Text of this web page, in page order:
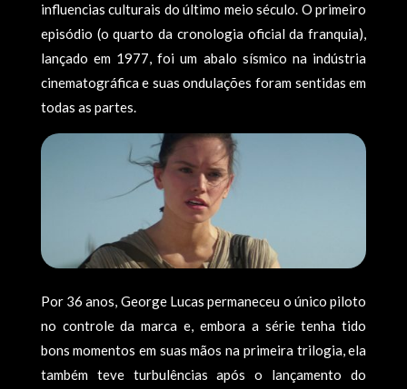
influencias culturais do último meio século. O primeiro
episódio (o quarto da cronologia oficial da franquia),
lançado em 1977, foi um abalo sísmico na indústria
cinematográfica e suas ondulações foram sentidas em
todas as partes.
Por 36 anos, George Lucas permaneceu o único piloto
no controle da marca e, embora a série tenha tido
bons momentos em suas mãos na primeira trilogia, ela
também teve turbulências após o lançamento do